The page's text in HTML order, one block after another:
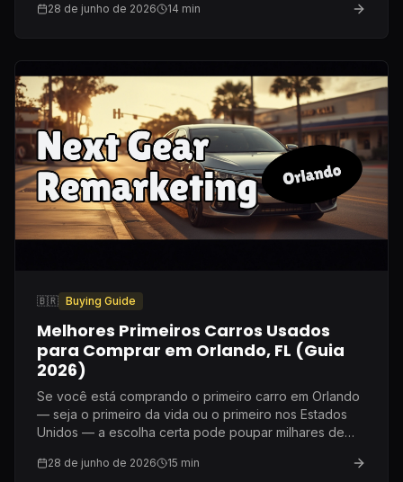
28 de junho de 2026 14 min
🇧🇷 Buying Guide
Melhores Primeiros Carros Usados
para Comprar em Orlando, FL (Guia
2026)
Se você está comprando o primeiro carro em Orlando
— seja o primeiro da vida ou o primeiro nos Estados
Unidos — a escolha certa pode poupar milhares de
recomendo de verdade depois de dez anos nesse
28 de junho de 2026 15 min